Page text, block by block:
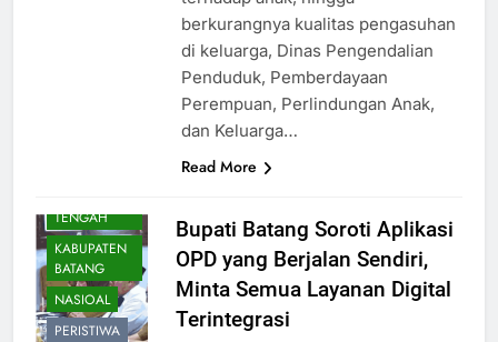
berkurangnya kualitas pengasuhan
di keluarga, Dinas Pengendalian
Penduduk, Pemberdayaan
Perempuan, Perlindungan Anak,
dan Keluarga…
Read More
TENGAH
KABUPATEN
BATANG
NASIOAL
PERISTIWA
Bupati Batang Soroti Aplikasi
OPD yang Berjalan Sendiri,
Minta Semua Layanan Digital
Terintegrasi